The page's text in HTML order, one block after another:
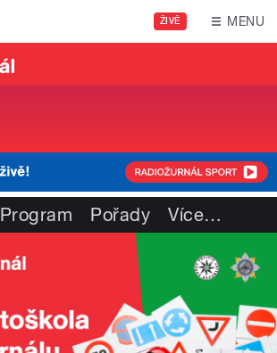
ŽIVĚ MENU
Program Pořady Více…